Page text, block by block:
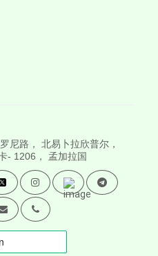
尼路， 北易卜拉欣普尔，
- 1206， 孟加拉国